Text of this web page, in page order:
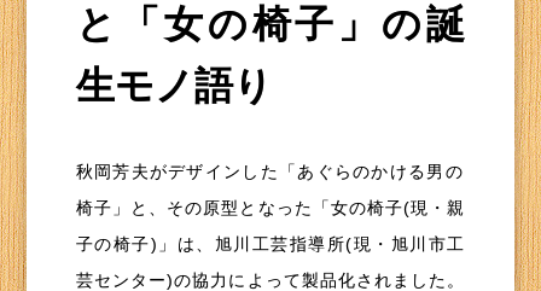
と「女の椅子」の誕
生モノ語り
秋岡芳夫がデザインした「あぐらのかける男の
椅子」と、その原型となった「女の椅子(現・親
子の椅子)」は、旭川工芸指導所(現・旭川市工
芸センター)の協力によって製品化されました。